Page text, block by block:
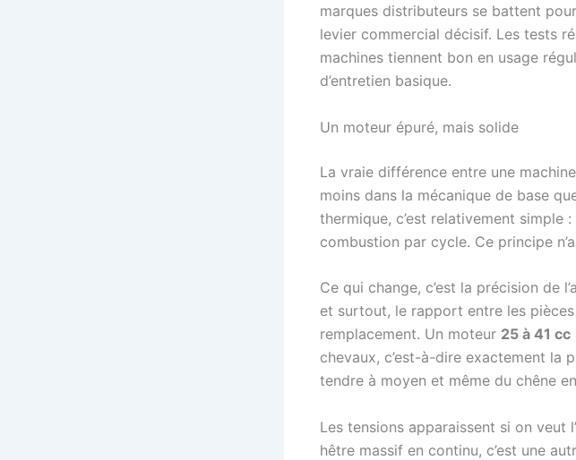
marques distributeurs se battent
levier commercial décisif. Les tests
machines tiennent bon en usage
d’entretien basique.
Un moteur épuré, mais solide
La vraie différence entre une
moins dans la mécanique de base
thermique, c’est relativement simple
combustion par cycle. Ce principe
Ce qui change, c’est la précision de
et surtout, le rapport entre les
remplacement. Un moteur 25 à 41 cc
chevaux, c’est-à-dire exactement la
tendre à moyen et même du chêne
Les tensions apparaissent si on veut
hêtre massif en continu, c’est une